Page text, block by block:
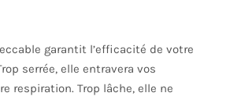
garantit l’efficacité de votre
serrée, elle entravera vos
respiration. Trop lâche, elle ne